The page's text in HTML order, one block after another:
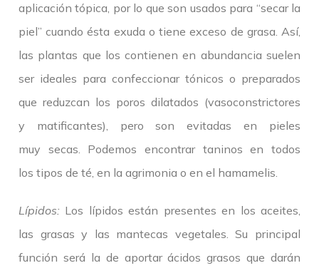
aplicación tópica, por lo que son usados para “secar la
piel” cuando ésta exuda o tiene exceso de grasa. Así,
las plantas que los contienen en abundancia suelen
ser ideales para confeccionar tónicos o preparados
que reduzcan los poros dilatados (vasoconstrictores
y matificantes), pero son evitadas en pieles
muy secas. Podemos encontrar taninos en todos
los tipos de té, en la agrimonia o en el hamamelis.
Lípidos: Los lípidos están presentes en los aceites,
las grasas y las mantecas vegetales. Su principal
función será la de aportar ácidos grasos que darán